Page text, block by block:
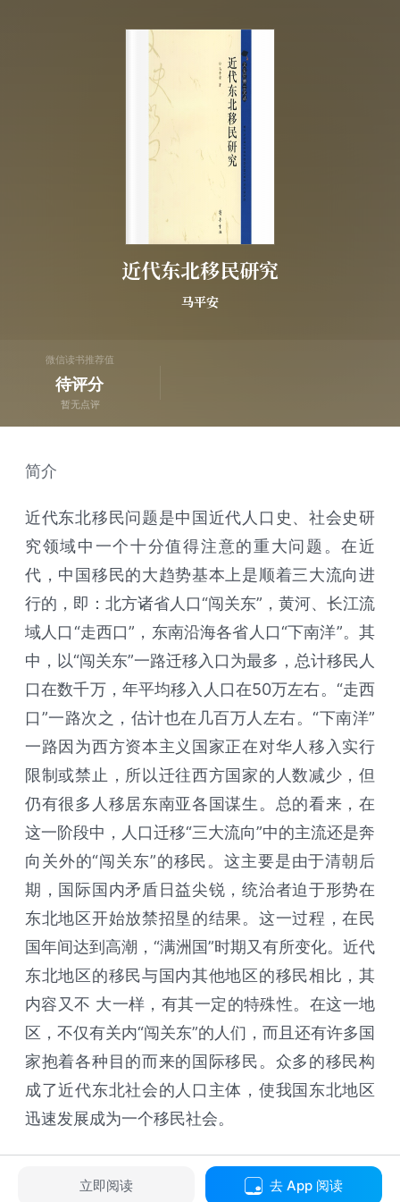
近代东北移民研究
马平安
微信读书推荐值
待评分
暂无点评
简介
近代东北移民问题是中国近代人口史、社会史研
究领域中一个十分值得注意的重大问题。在近
代，中国移民的大趋势基本上是顺着三大流向进
行的，即：北方诸省人口“闯关东”，黄河、长江流
域人口“走西口”，东南沿海各省人口“下南洋”。其
中，以“闯关东”一路迁移入口为最多，总计移民人
口在数千万，年平均移入人口在50万左右。“走西
口”一路次之，估计也在几百万人左右。“下南洋”
一路因为西方资本主义国家正在对华人移入实行
限制或禁止，所以迁往西方国家的人数减少，但
仍有很多人移居东南亚各国谋生。总的看来，在
这一阶段中，人口迁移“三大流向”中的主流还是奔
向关外的“闯关东”的移民。这主要是由于清朝后
期，国际国内矛盾日益尖锐，统治者迫于形势在
东北地区开始放禁招垦的结果。这一过程，在民
国年间达到高潮，“满洲国”时期又有所变化。近代
东北地区的移民与国内其他地区的移民相比，其
内容又不 大一样，有其一定的特殊性。在这一地
区，不仅有关内“闯关东”的人们，而且还有许多国
家抱着各种目的而来的国际移民。众多的移民构
成了近代东北社会的人口主体，使我国东北地区
迅速发展成为一个移民社会。
立即阅读 去 App 阅读